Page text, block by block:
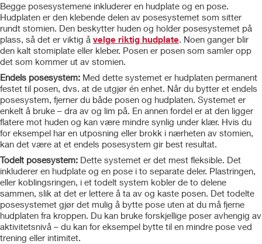
Begge posesystemene inkluderer en hudplate og en pose.
Hudplaten er den klebende delen av posesystemet som sitter
rundt stomien. Den beskytter huden og holder posesystemet på
plass, så det er viktig å velge riktig hudplate. Noen ganger blir
den kalt stomiplate eller kleber. Posen er posen som samler opp
det som kommer ut av stomien.
Endels posesystem: Med dette systemet er hudplaten permanent
festet til posen, dvs. at de utgjør én enhet. Når du bytter et endels
posesystem, fjerner du både posen og hudplaten. Systemet er
enkelt å bruke – dra av og lim på. En annen fordel er at den ligger
flatere mot huden og kan være mindre synlig under klær. Hvis du
for eksempel har en utposning eller brokk i nærheten av stomien,
kan det være at et endels posesystem gir best resultat.
Todelt posesystem: Dette systemet er det mest fleksible. Det
inkluderer en hudplate og en pose i to separate deler. Plastringen,
eller koblingsringen, i et todelt system kobler de to delene
sammen, slik at det er lettere å ta av og kaste posen. Det todelte
posesystemet gjør det mulig å bytte pose uten at du må fjerne
hudplaten fra kroppen. Du kan bruke forskjellige poser avhengig av
aktivitetsnivå – du kan for eksempel bytte til en mindre pose ved
trening eller intimitet.